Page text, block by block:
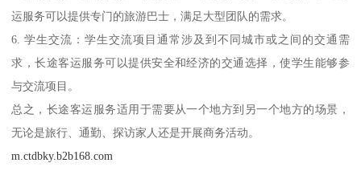
运服务可以提供专门的旅游巴士，满足大型团队的需求。
6. 学生交流：学生交流项目通常涉及到不同城市或之间的交通需
求，长途客运服务可以提供安全和经济的交通选择，使学生能够参
与交流项目。
总之，长途客运服务适用于需要从一个地方到另一个地方的场景，
无论是旅行、通勤、探访家人还是开展商务活动。
m.ctdbky.b2b168.com